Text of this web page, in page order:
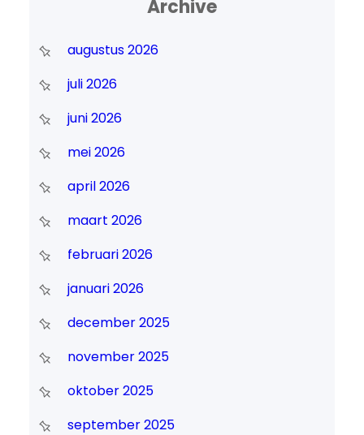
Archive
augustus 2026
juli 2026
juni 2026
mei 2026
april 2026
maart 2026
februari 2026
januari 2026
december 2025
november 2025
oktober 2025
september 2025